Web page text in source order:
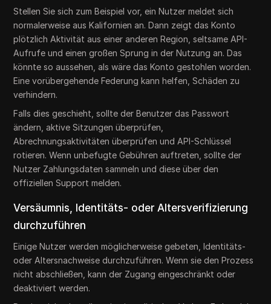
Stellen Sie sich zum Beispiel vor, ein Nutzer meldet sich
normalerweise aus Kalifornien an. Dann zeigt das Konto
plötzlich Aktivität aus einer anderen Region, seltsame API-
Aufrufe und einen großen Sprung in der Nutzung an. Das
könnte so aussehen, als wäre das Konto gestohlen worden.
Eine vorübergehende Federung kann helfen, Schäden zu
verhindern.
Falls dies geschieht, sollte der Benutzer das Passwort
ändern, aktive Sitzungen überprüfen,
Abrechnungsaktivitäten überprüfen und API-Schlüssel
rotieren. Wenn unbefugte Gebühren auftreten, sollte der
Nutzer Zahlungsdaten sammeln und diese über den
offiziellen Support melden.
Versäumnis, Identitäts- oder Altersverifizierung
durchzuführen
Einige Nutzer werden möglicherweise gebeten, Identitäts-
oder Altersnachweise durchzuführen. Wenn sie den Prozess
nicht abschließen, kann der Zugang eingeschränkt oder
deaktiviert werden.